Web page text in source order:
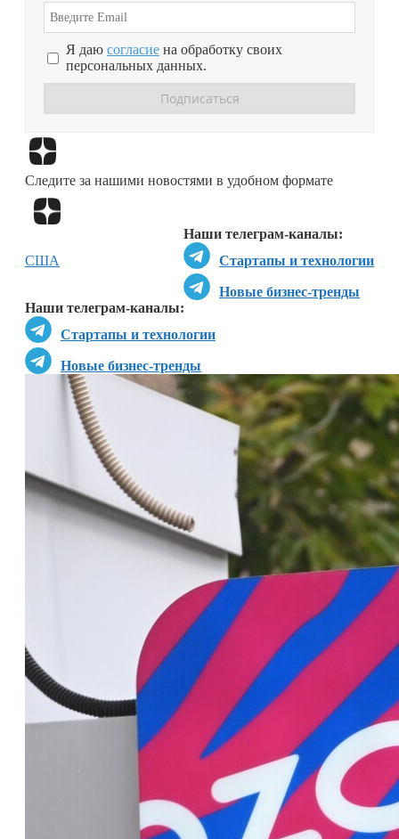
Я даю согласие на обработку своих
персональных данных.
Следите за нашими новостями в удобном формате
Наши телеграм-каналы:
Стартапы и технологии
Новые бизнес-тренды
Наши телеграм-каналы:
Стартапы и технологии
Новые бизнес-тренды
США